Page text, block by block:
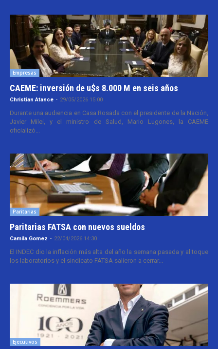
Empresas
CAEME: inversión de u$s 8.000 M en seis años
Christian Atance - 29/05/2026 15:00
Durante una audiencia en Casa Rosada con el presidente de la Nación,
Javier Milei, y el ministro de Salud, Mario Lugones, la CAEME
oficializó...
Paritarias
Paritarias FATSA con nuevos sueldos
Camila Gomez - 22/04/2026 14:30
El INDEC dio la inflación más alta del año la semana pasada y al toque
los laboratorios y el sindicato FATSA salieron a cerrar...
Ejecutivos